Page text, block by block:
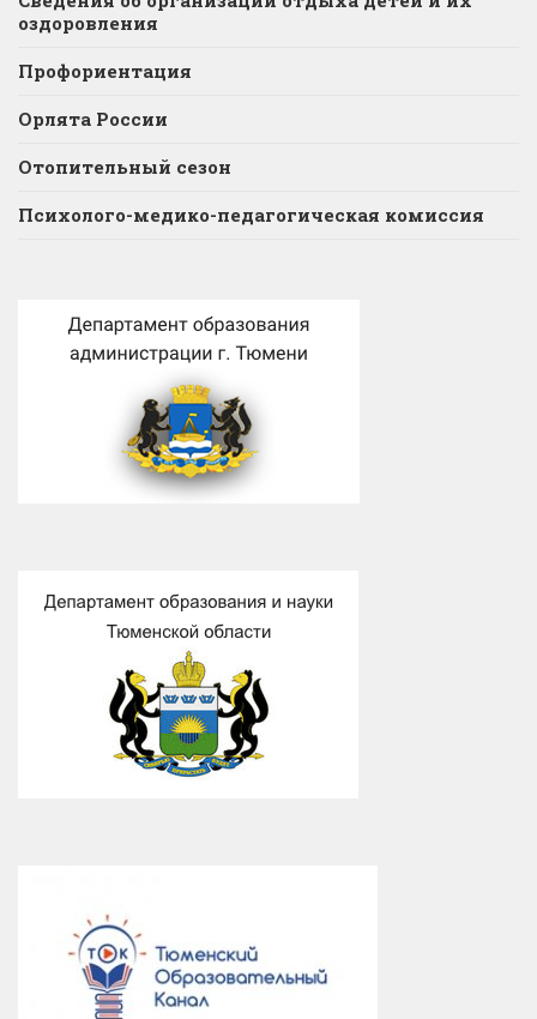
оздоровления
Профориентация
Орлята России
Отопительный сезон
Психолого-медико-педагогическая комиссия